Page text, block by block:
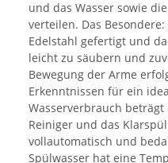
und das Wasser sowie
verteilen. Das
Edelstahl gefertigt und
leicht zu säubern und
Bewegung der Arme
Erkenntnissen für ein
Wasserverbrauch beträgt
Reiniger und das
vollautomatisch und
Spülwasser hat eine